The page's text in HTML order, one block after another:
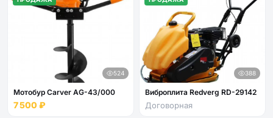
524
Мотобур Carver AG-43/000
7 500 ₽
388
Виброплита Redverg RD-29142
Договорная